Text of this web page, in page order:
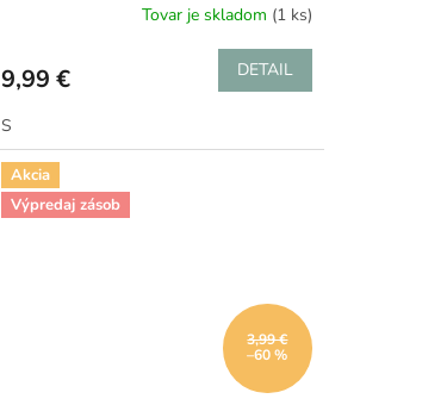
Tovar je skladom (1 ks)
9,99 € DETAIL
S
Akcia
Výpredaj zásob
3,99 €
–60 %